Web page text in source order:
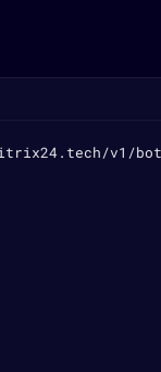
v1/